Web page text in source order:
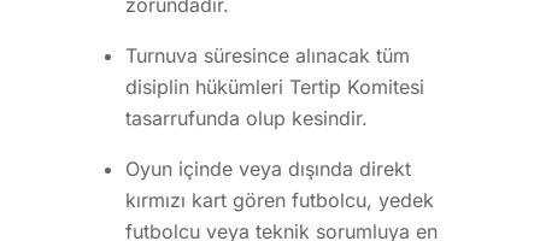
zorundadır.
Turnuva süresince alınacak tüm
disiplin hükümleri Tertip Komitesi
tasarrufunda olup kesindir.
Oyun içinde veya dışında direkt
kırmızı kart gören futbolcu, yedek
futbolcu veya teknik sorumluya en